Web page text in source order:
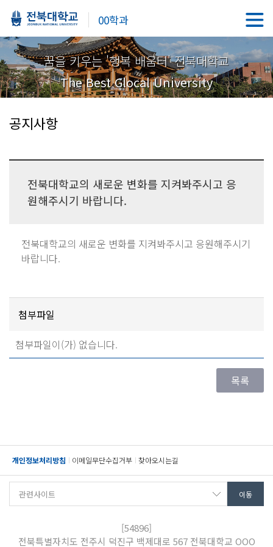
00학과
꿈을 키우는 '행복 배움터' 전북대학교
The Best Glocal University
공지사항
전북대학교의 새로운 변화를 지켜봐주시고 응
원해주시기 바랍니다.
전북대학교의 새로운 변화를 지켜봐주시고 응원해주시기
바랍니다.
첨부파일
첨부파일이(가) 없습니다.
개인정보처리방침 이메일무단수집거부 찾아오시는길
[54896]
전북특별자치도 전주시 덕진구 백제대로 567 전북대학교 OOO